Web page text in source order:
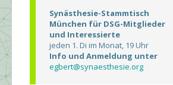
Synästhesie-Stammtisch
München für DSG-Mitglieder
und Interessierte
jeden 1. Di im Monat, 19 Uhr
Info und Anmeldung unter
egbert@synaesthesie.org